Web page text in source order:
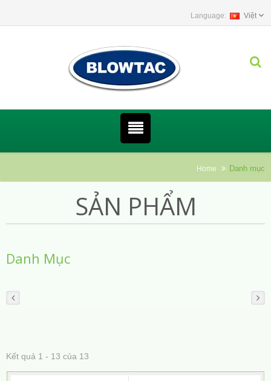
Việt
Home Danh mục
SẢN PHẨM
Danh Mục
Kết quả 1 - 13 của 13